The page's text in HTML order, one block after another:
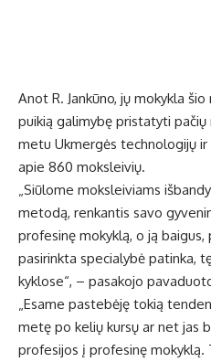
Anot R. Jan­kū­no, jų mo­kyk­la
pui­kią ga­li­my­bę pri­sta­ty­ti
me­tu Uk­mer­gės tech­no­lo­gi­jų
apie 860 moks­lei­vių.
„Siū­lo­me moks­lei­viams
me­to­dą, ren­kan­tis sa­vo
pro­fe­si­nę mo­kyk­lą, o ją bai­gus,
pa­si­rink­ta spe­cia­ly­bė pa­tin­ka,
kyk­lo­se“, – pa­sa­ko­jo
„Esa­me pa­ste­bė­ję to­kią
me­tę po ke­lių kur­sų ar net jas
pro­fe­si­jos į pro­fe­si­nę mo­kyk­lą.